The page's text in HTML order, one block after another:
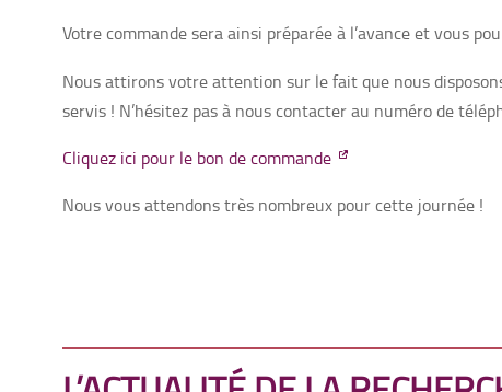
Votre commande sera ainsi préparée à l’avance et vous
Nous attirons votre attention sur le fait que nous
servis ! N’hésitez pas à nous contacter au numéro de
Cliquez ici pour le bon de commande
Nous vous attendons très nombreux pour cette journée !